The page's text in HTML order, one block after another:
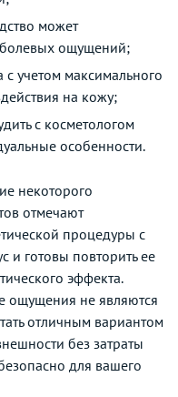
может
болевых ощущений;
учетом максимального
на кожу;
с косметологом
особенности.
некоторого
отмечают
процедуры с
и готовы повторить ее
эффекта.
ощущения не являются
отличным вариантом
без затраты
для вашего